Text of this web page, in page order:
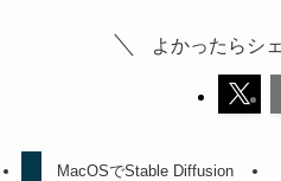
よかったらシ
MacOSでStable Diffusion